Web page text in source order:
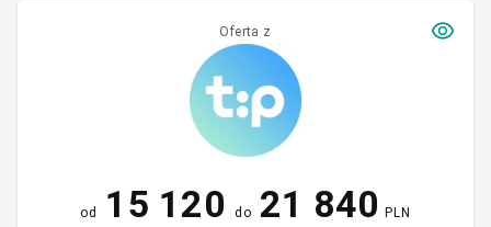
Oferta z
od 15 120 do 21 840 PLN